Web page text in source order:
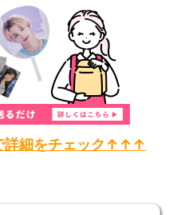
詳細をチェック↑↑↑